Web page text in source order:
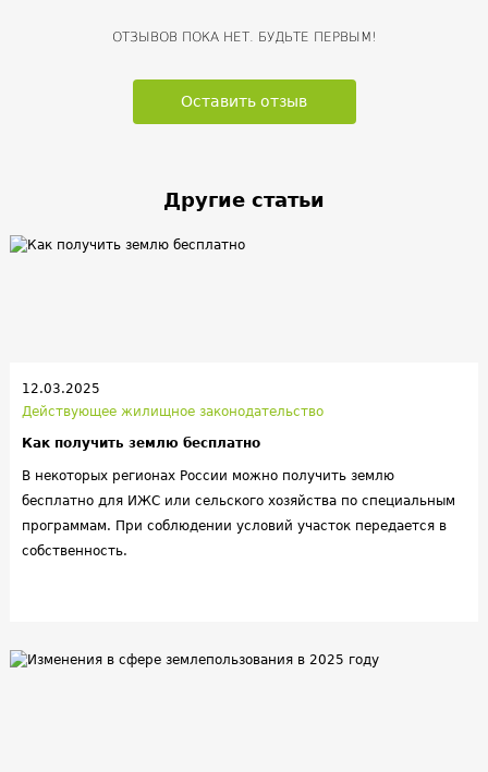
ОТЗЫВОВ ПОКА НЕТ. БУДЬТЕ ПЕРВЫМ!
Оставить отзыв
Другие статьи
12.03.2025
Действующее жилищное законодательство
Как получить землю бесплатно
В некоторых регионах России можно получить землю
бесплатно для ИЖС или сельского хозяйства по специальным
программам. При соблюдении условий участок передается в
собственность.